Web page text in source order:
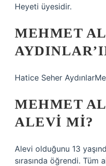
Heyeti üyesidir.
MEHMET
Hatice Seher
MEHMET
ALEVI MI?
Alevi olduğunu 13
sırasında öğrendi. Tüm